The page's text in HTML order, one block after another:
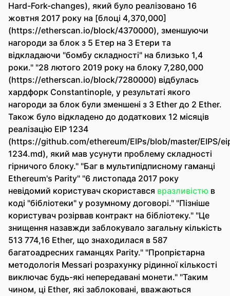
Hard-Fork-changes), який було реалізовано 16
жовтня 2017 року на [блоці 4,370,000]
(https://etherscan.io/block/4370000), зменшуючи
нагороди за блок з 5 Етер на 3 Етери та
відкладаючи "бомбу складності" на близько 1,4
роки." "28 лютого 2019 року на блоку 7,280,000
(https://etherscan.io/block/7280000) відбулась
хардфорк Constantinople, у результаті якого
нагороди за блок були зменшені з 3 Ether до 2 Ether.
Також було відкладено до додаткових 12 місяців
реалізацію EIP 1234
(https://github.com/ethereum/EIPs/blob/master/EIPS/
1234.md), який мав усунути проблему складності
гірничого блоку." "Баг в мультипідписному гаманці
Ethereum's Parity" "6 листопада 2017 року
невідомий користувач скористався вразливістю в
коді "бібліотеки" у розумному договорі." "Пізніше
користувач розірвав контракт на бібліотеку." "Це
знищення назавжди заблокувало загальну кількість
513 774,16 Ether, що знаходилася в 587
багатоадресних гаманцях Parity." "Пропрієтарна
методологія Messari розрахунку рідинної кількості
виключає будь-які непередавані монети." "Таким
чином, ці Ether, які заблоковані, вважаються